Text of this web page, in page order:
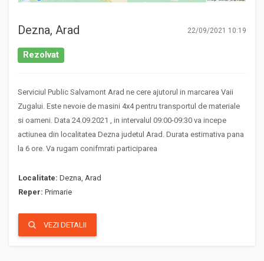
Dezna, Arad 22/09/2021 10:19
Rezolvat
Serviciul Public Salvamont Arad ne cere ajutorul in marcarea Vaii
Zugalui. Este nevoie de masini 4x4 pentru transportul de materiale
si oameni. Data 24.09.2021 , in intervalul 09:00-09:30 va incepe
actiunea din localitatea Dezna judetul Arad. Durata estimativa pana
la 6 ore. Va rugam conifmrati participarea
Localitate: Dezna, Arad
Reper: Primarie
VEZI DETALII